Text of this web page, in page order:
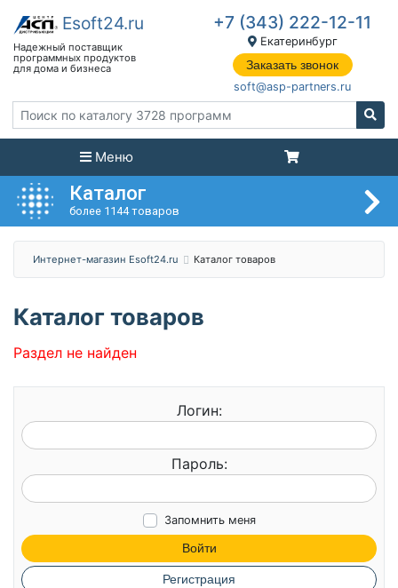
+7 (343) 222-12-11
Екатеринбург
Заказать звонок
soft@asp-partners.ru
Меню
Каталог
более 1144 товаров
Интернет-магазин Esoft24.ru Каталог товаров
Каталог товаров
Раздел не найден
Логин:
Пароль:
Запомнить меня
Войти
Регистрация